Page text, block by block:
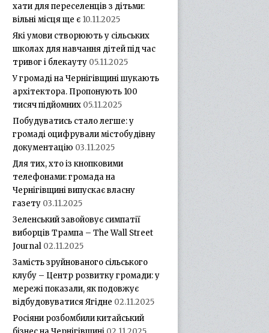
хати для переселенців з дітьми:
вільні місця ще є 10.11.2025
Які умови створюють у сільських
школах для навчання дітей під час
тривог і блекауту 05.11.2025
У громаді на Чернігівщині шукають
архітектора. Пропонують 100
тисяч підйомних 05.11.2025
Побудуватись стало легше: у
громаді оцифрували містобудівну
документацію 03.11.2025
Для тих, хто із кнопковими
телефонами: громада на
Чернігівщині випускає власну
газету 03.11.2025
Зеленський завойовує симпатії
виборців Трампа – The Wall Street
Journal 02.11.2025
Замість зруйнованого сільського
клубу – Центр розвитку громади: у
мережі показали, як подовжує
відбудовуватися Ягідне 02.11.2025
Росіяни розбомбили китайський